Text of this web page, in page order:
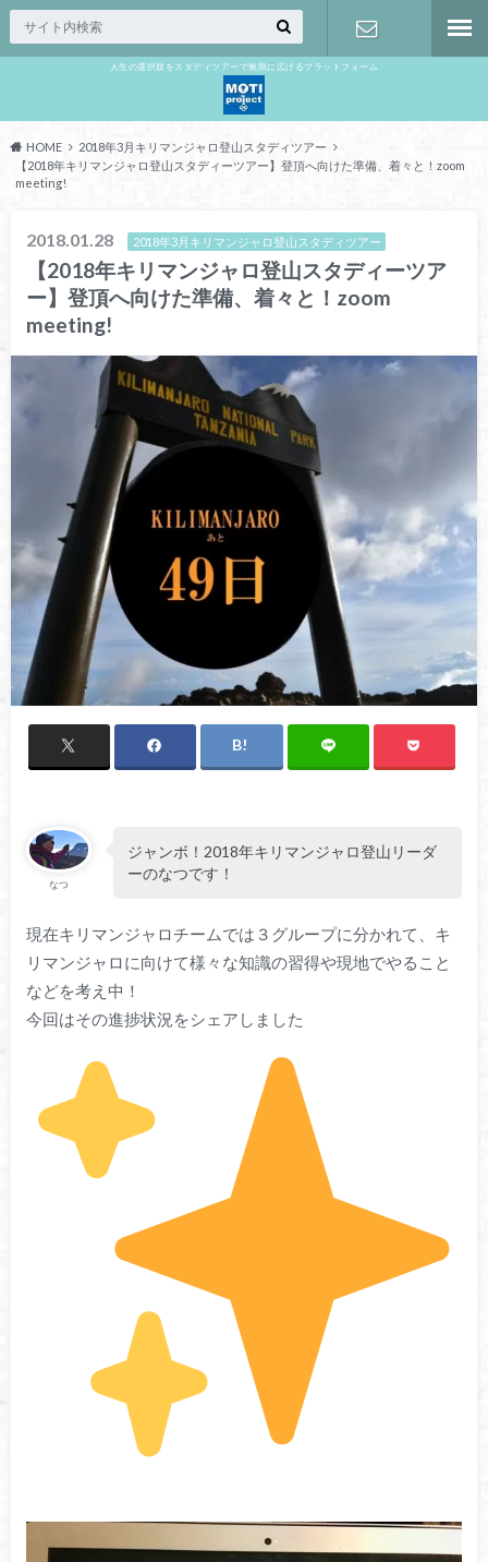
人生の選択肢をスタディツアーで無限に広げるプラットフォーム
HOME
2018年3月キリマンジャロ登山スタディツアー
【2018年キリマンジャロ登山スタディーツアー】登頂へ向けた準備、着々と！zoom
meeting!
2018.01.28 2018年3月キリマンジャロ登山スタディツアー
【2018年キリマンジャロ登山スタディーツア
ー】登頂へ向けた準備、着々と！zoom
meeting!
なつ
ジャンボ！2018年キリマンジャロ登山リーダ
ーのなつです！
現在キリマンジャロチームでは３グループに分かれて、キ
リマンジャロに向けて様々な知識の習得や現地でやること
などを考え中！
今回はその進捗状況をシェアしました